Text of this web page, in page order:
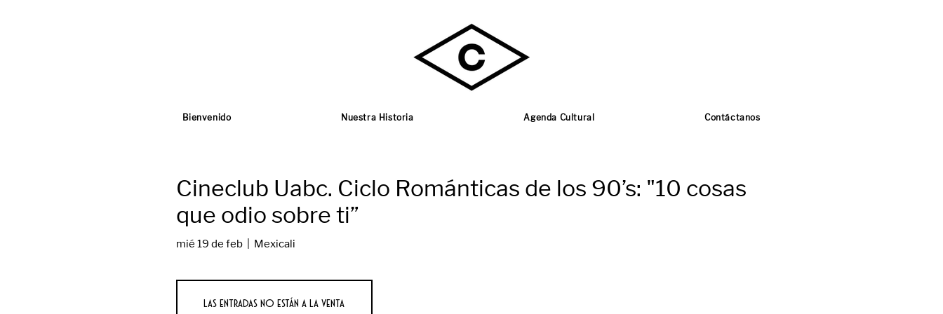
Bienvenido Nuestra Historia Agenda Cultural Contáctanos
Cineclub Uabc. Ciclo Románticas de los 90’s: "10 cosas
que odio sobre ti”
mié 19 de feb
  |
Mexicali
Las entradas no están a la venta